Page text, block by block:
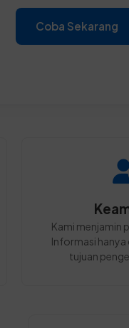
Coba Sekarang
Kami menjamin
Informasi
tujuan